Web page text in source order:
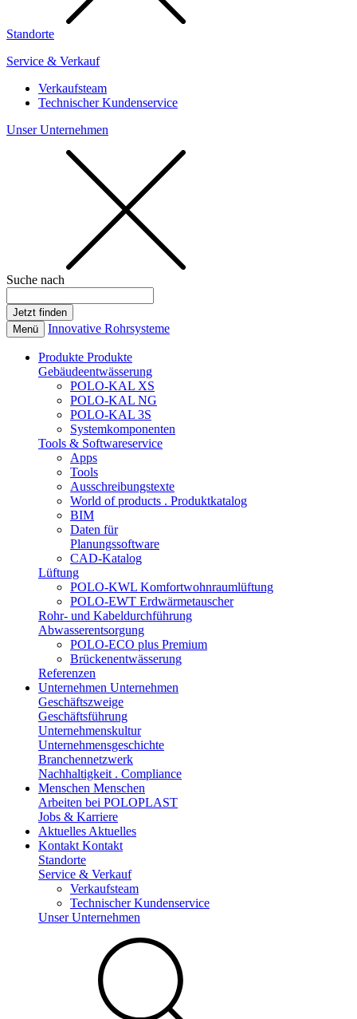
Standorte
Service & Verkauf
Verkaufsteam
Technischer Kundenservice
Unser Unternehmen
Suche nach
Menü Innovative Rohrsysteme
Produkte Produkte
Gebäudeentwässerung
POLO-KAL XS
POLO-KAL NG
POLO-KAL 3S
Systemkomponenten
Tools & Softwareservice
Apps
Tools
Ausschreibungstexte
World of products . Produktkatalog
BIM
Daten für
Planungssoftware
CAD-Katalog
Lüftung
POLO-KWL Komfortwohnraumlüftung
POLO-EWT Erdwärmetauscher
Rohr- und Kabeldurchführung
Abwasserentsorgung
POLO-ECO plus Premium
Brückenentwässerung
Referenzen
Unternehmen Unternehmen
Geschäftszweige
Geschäftsführung
Unternehmenskultur
Unternehmensgeschichte
Branchennetzwerk
Nachhaltigkeit . Compliance
Menschen Menschen
Arbeiten bei POLOPLAST
Jobs & Karriere
Aktuelles Aktuelles
Kontakt Kontakt
Standorte
Service & Verkauf
Verkaufsteam
Technischer Kundenservice
Unser Unternehmen